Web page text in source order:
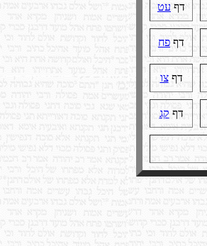
דף עט
דף פח
דףצו
דף קג